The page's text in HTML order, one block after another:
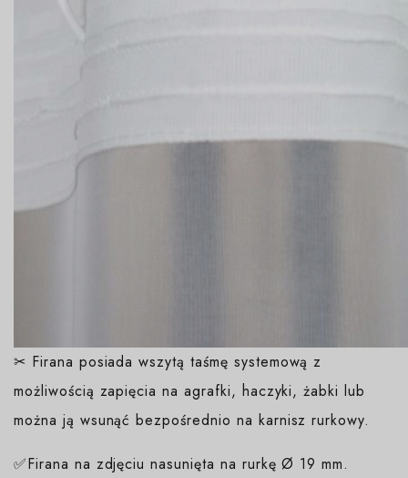
✂ Firana posiada wszytą taśmę systemową z
możliwością zapięcia na agrafki, haczyki, żabki lub
można ją wsunąć bezpośrednio na karnisz rurkowy.
✅Firana na zdjęciu nasunięta na rurkę Ø 19 mm.